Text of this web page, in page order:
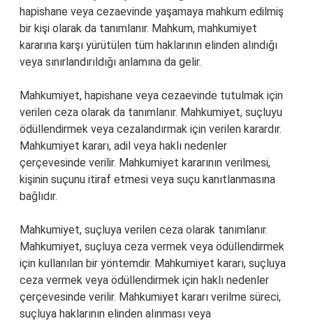
hapishane veya cezaevinde yaşamaya mahkum edilmiş
bir kişi olarak da tanımlanır. Mahkum, mahkumiyet
kararına karşı yürütülen tüm haklarının elinden alındığı
veya sınırlandırıldığı anlamına da gelir.
Mahkumiyet, hapishane veya cezaevinde tutulmak için
verilen ceza olarak da tanımlanır. Mahkumiyet, suçluyu
ödüllendirmek veya cezalandırmak için verilen karardır.
Mahkumiyet kararı, adil veya haklı nedenler
çerçevesinde verilir. Mahkumiyet kararının verilmesi,
kişinin suçunu itiraf etmesi veya suçu kanıtlanmasına
bağlıdır.
Mahkumiyet, suçluya verilen ceza olarak tanımlanır.
Mahkumiyet, suçluya ceza vermek veya ödüllendirmek
için kullanılan bir yöntemdir. Mahkumiyet kararı, suçluya
ceza vermek veya ödüllendirmek için haklı nedenler
çerçevesinde verilir. Mahkumiyet kararı verilme süreci,
suçluya haklarının elinden alınması veya